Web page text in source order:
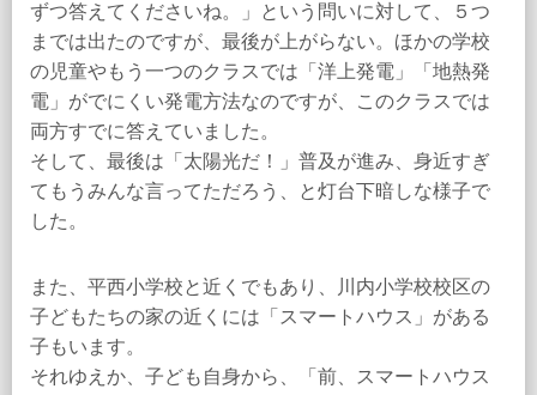
ずつ答えてくださいね。」という問いに対して、５つ
までは出たのですが、最後が上がらない。ほかの学校
の児童やもう一つのクラスでは「洋上発電」「地熱発
電」がでにくい発電方法なのですが、このクラスでは
両方すでに答えていました。
そして、最後は「太陽光だ！」普及が進み、身近すぎ
てもうみんな言ってただろう、と灯台下暗しな様子で
した。
また、平西小学校と近くでもあり、川内小学校校区の
子どもたちの家の近くには「スマートハウス」がある
子もいます。
それゆえか、子ども自身から、「前、スマートハウス